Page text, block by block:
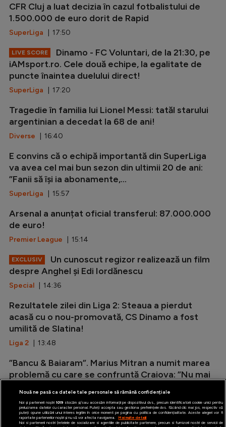
CFR Cluj a luat decizia în cazul fotbalistului de
1.500.000 de euro dorit de Rapid
SuperLiga | 17:50
LIVE SCORE
Dinamo - FC Voluntari, de la 21:30, pe
iAMsport.ro. Cele două echipe, la egalitate de
puncte înaintea duelului direct!
SuperLiga | 17:20
Tragedie în familia lui Lionel Messi: tatăl starului
argentinian a decedat la 68 de ani!
Diverse | 16:40
E convins că o echipă importantă din SuperLiga
va avea cel mai bun sezon din ultimii 20 de ani:
”Fanii să își ia abonamente,...
SuperLiga | 15:57
Arsenal a anunțat oficial transferul: 87.000.000
de euro!
Premier League | 15:14
EXCLUSIV
Un cunoscut regizor realizează un film
despre Anghel și Edi Iordănescu
Special | 14:36
Rezultatele zilei din Liga 2: Steaua a pierdut
acasă cu o nou-promovată, CS Dinamo a fost
umilită de Slatina!
Liga 2 | 13:48
”Bancu & Baiaram”. Marius Mitran a numit marea
problemă cu care se confruntă Craiova: ”Nu mai
Editorialisti| 13:07
Nouă ne pasă ca datele tale personale să rămână confidențiale
Noi și partenerii noștri 1019stocăm și/sau accesăm informații pe dispozitivul dvs., precum identificatorii cookie unici pentru
prelucrarea datelor cu caracter personal. Puteți accepta sau gestiona preferințele dvs. făcând clic mai jos, respectiv vă
puteți opune utilizării unui interes legitim în orice moment pe pagina cu politica de confidențialitate. Aceste alegeri vor fi
raportate partenerilor noștri și nu vă vor afecta navigarea.
Mai multe detalii
Noi si partenerii nostri (retelele de socializare si agentiile de publicitate partenere, precum si furnizorii nostri de servicii de